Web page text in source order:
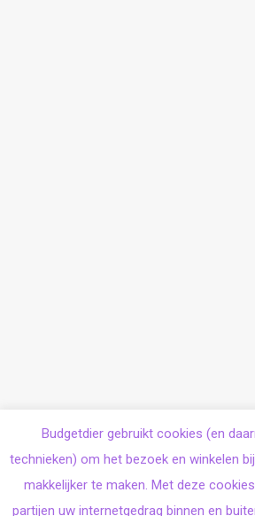
Budgetdier gebruikt cookies (en
technieken) om het bezoek en winkelen
makkelijker te maken. Met deze
partijen uw internetgedrag binnen en